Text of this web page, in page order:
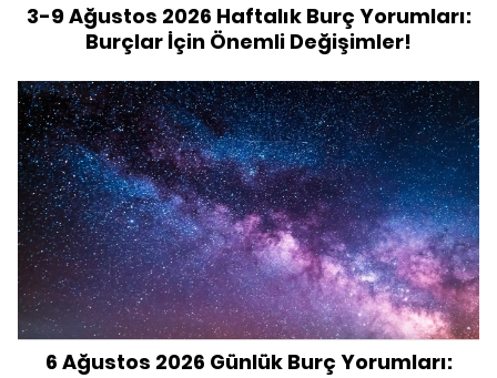
3-9 Ağustos 2026 Haftalık Burç Yorumları:
Burçlar İçin Önemli Değişimler!
6 Ağustos 2026 Günlük Burç Yorumları: